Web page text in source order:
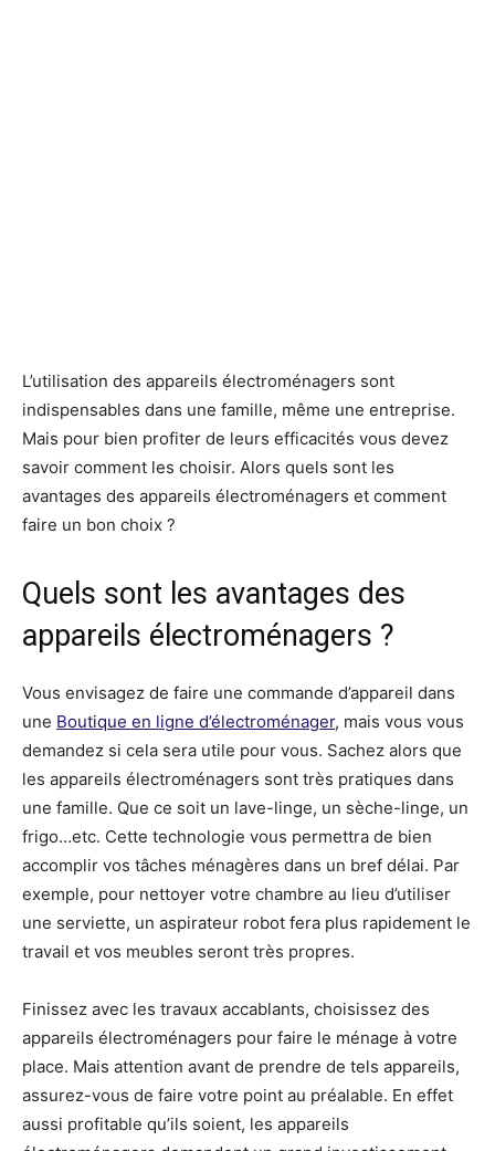
L’utilisation des appareils électroménagers sont
indispensables dans une famille, même une entreprise.
Mais pour bien profiter de leurs efficacités vous devez
savoir comment les choisir. Alors quels sont les
avantages des appareils électroménagers et comment
faire un bon choix ?
Quels sont les avantages des
appareils électroménagers ?
Vous envisagez de faire une commande d’appareil dans
une Boutique en ligne d’électroménager, mais vous vous
demandez si cela sera utile pour vous. Sachez alors que
les appareils électroménagers sont très pratiques dans
une famille. Que ce soit un lave-linge, un sèche-linge, un
frigo…etc. Cette technologie vous permettra de bien
accomplir vos tâches ménagères dans un bref délai. Par
exemple, pour nettoyer votre chambre au lieu d’utiliser
une serviette, un aspirateur robot fera plus rapidement le
travail et vos meubles seront très propres.
Finissez avec les travaux accablants, choisissez des
appareils électroménagers pour faire le ménage à votre
place. Mais attention avant de prendre de tels appareils,
assurez-vous de faire votre point au préalable. En effet
aussi profitable qu’ils soient, les appareils